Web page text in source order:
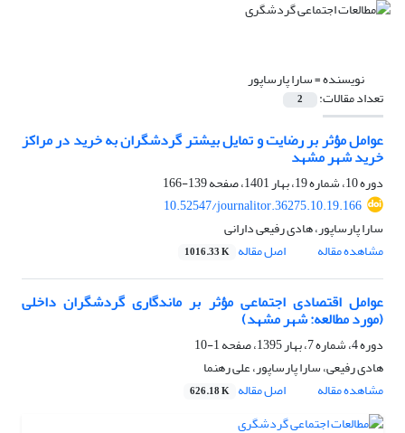
نویسنده =سارا پارساپور
تعداد مقالات: 2
عوامل مؤثر بر رضایت و تمایل بیشتر گردشگران به خرید در مراکز
خرید شهر مشهد
دوره 10، شماره 19، بهار 1401، صفحه
139-166
10.52547/journalitor.36275.10.19.166
سارا پارساپور، هادی رفیعی دارانی
مشاهده مقاله
اصل مقاله 1016.33 K
عوامل اقتصادی اجتماعی مؤثر بر ماندگاری گردشگران داخلی
(مورد مطالعه: شهر مشهد)
دوره 4، شماره 7، بهار 1395، صفحه
1-10
هادی رفیعی، سارا پارساپور، علی رهنما
مشاهده مقاله
اصل مقاله 626.18 K